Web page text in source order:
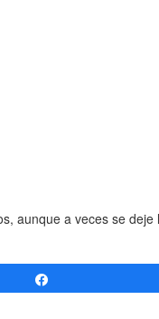
aunque a veces se deje